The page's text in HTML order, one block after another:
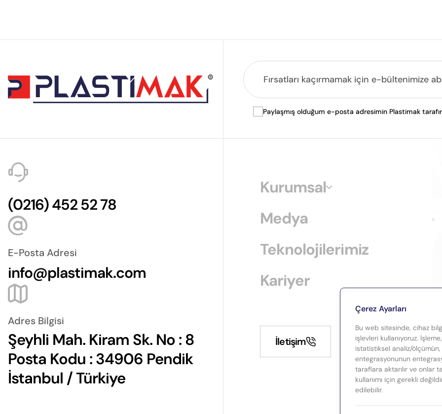
Paylaşmış olduğum e-posta adresimin Plastimak
(0216) 452 52 78
E-Posta Adresi
info@plastimak.com
Adres Bilgisi
Şeyhli Mah. Kiram Sk. No : 8
Posta Kodu : 34906 Pendik
İstanbul / Türkiye
Kurumsal
Medya
Teknolojilerimiz
Kariyer
İletişim
Çerez Ayarları
Bu web sitesinde, cihaz
işlevleri kullanıyoruz.
istatistiksel analiz/ölçümün,
entegrasyonunun
taraflara aktarılır ve onlar
kullanımı için gerekli
edilebilir.